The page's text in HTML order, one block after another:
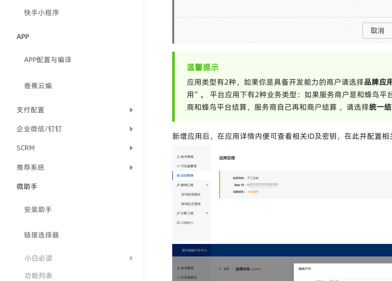
快手小程序
APP
APP配置与编译
香蕉云编
支付配置
企业微信/钉钉
SCRM
推荐系统
微助手
安装助手
链接选择器
小白必读
功能列表
温馨提示
应用类型有2种，如果你是具备开发能力的商户请选择品牌应
用”。 平台应用下有2种业务类型：如果服务商户是和蜂鸟平
商和蜂鸟平台结算，服务商自己再和商户结算 ，请选择统一
新增应用后，在应用详情内便可查看相关ID及密钥，在此并配置相